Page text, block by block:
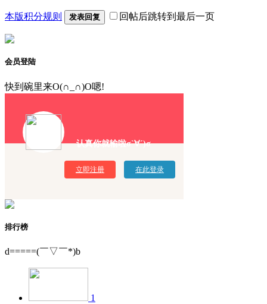
本版积分规则 发表回复 回帖后跳转到最后一页
会员登陆
快到碗里来O(∩_∩)O嗯!
认真你就输啦σ`∀´)σ
立即注册 在此登录
排行榜
d=====(￣▽￣*)b
1